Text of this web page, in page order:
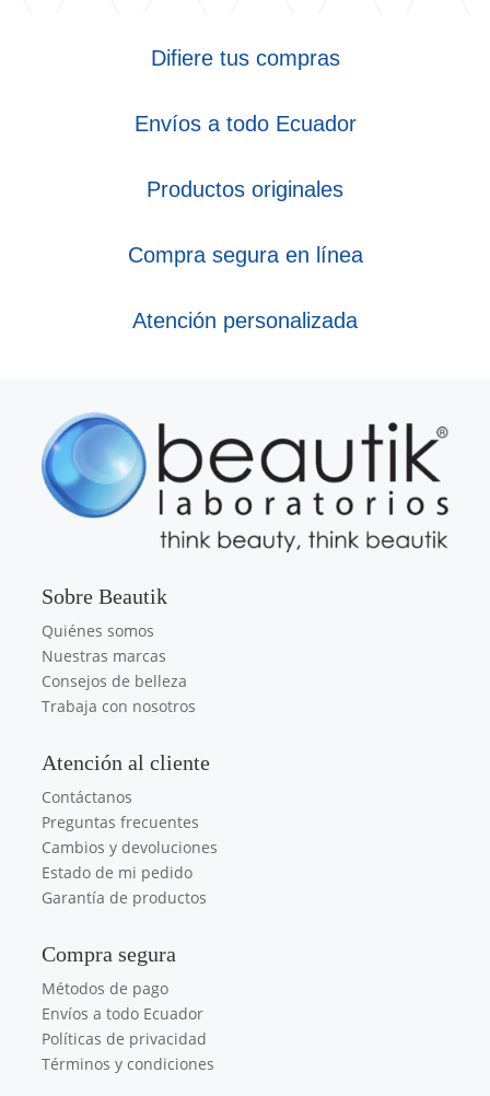
Difiere tus compras
Envíos a todo Ecuador
Productos originales
Compra segura en línea
Atención personalizada
Sobre Beautik
Quiénes somos
Nuestras marcas
Consejos de belleza
Trabaja con nosotros
Atención al cliente
Contáctanos
Preguntas frecuentes
Cambios y devoluciones
Estado de mi pedido
Garantía de productos
Compra segura
Métodos de pago
Envíos a todo Ecuador
Políticas de privacidad
Términos y condiciones